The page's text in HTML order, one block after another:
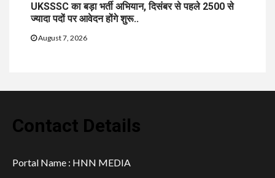
UKSSSC का बड़ा भर्ती अभियान, दिसंबर से पहले 2500 से
ज्यादा पदों पर आवेदन होंगे शुरू..
August 7, 2026
Contact Details
Portal Name : HNN MEDIA